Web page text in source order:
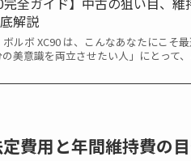
解説
ボルボ XC90 は、こんなあなたにこそ
の美意識を両立させたい人」にとって
費用と年間維持費の